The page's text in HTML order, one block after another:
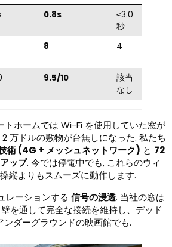
0.8s
≤3.0
秒
8 4
9.5/10
該当
なし
トホームでは Wi-Fi を使用していた窓が
万ドルの敷物が台無しになった. 私たち
術 (4G + メッシュネットワーク) と 72
ップ. 今では停電中でも, これらのウィ
縦よりもスムーズに動作します.
レーションする 信号の浸透. 当社の窓は
を通して完全な接続を維持し、デッド
ンダーグラウンドの映画館でも.